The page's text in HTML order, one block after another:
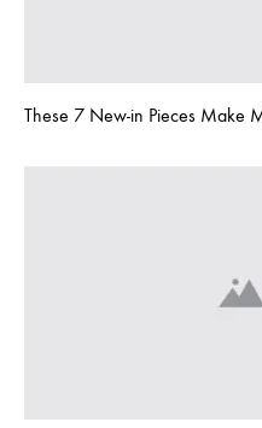
These 7 New-in Pieces Make